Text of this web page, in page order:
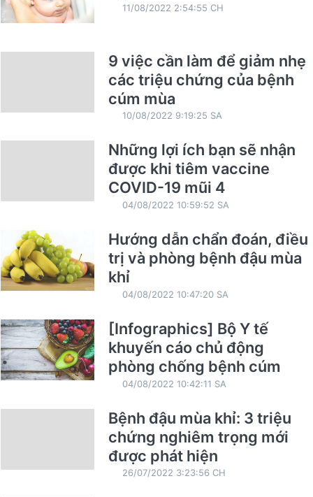
11/08/2022 2:54:55 CH
9 việc cần làm để giảm nhẹ
các triệu chứng của bệnh
cúm mùa
10/08/2022 9:19:25 SA
Những lợi ích bạn sẽ nhận
được khi tiêm vaccine
COVID-19 mũi 4
04/08/2022 10:59:52 SA
Hướng dẫn chẩn đoán, điều
trị và phòng bệnh đậu mùa
khỉ
04/08/2022 10:47:20 SA
[Infographics] Bộ Y tế
khuyến cáo chủ động
phòng chống bệnh cúm
04/08/2022 10:42:11 SA
Bệnh đậu mùa khỉ: 3 triệu
chứng nghiêm trọng mới
được phát hiện
26/07/2022 3:23:56 CH